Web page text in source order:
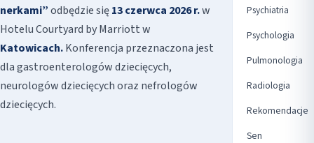
nerkami”odbędzie się13 czerwca 2026 r.w
Hotelu Courtyard by Marriott w
Katowicach.Konferencja przeznaczona jest
dla gastroenterologów dziecięcych,
neurologów dziecięcych oraz nefrologów
dziecięcych.
Psychiatria
Psychologia
Pulmonologia
Radiologia
Rekomendacje
Sen